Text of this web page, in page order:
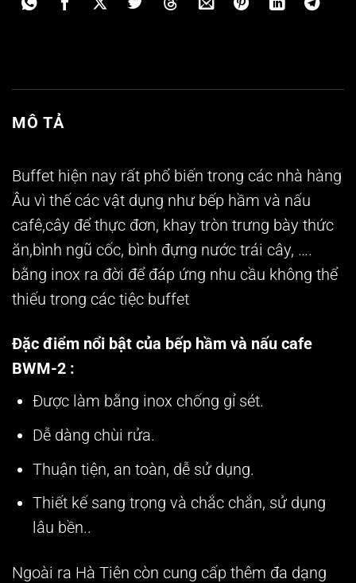
MÔ TẢ
Buffet hiện nay rất phổ biến trong các nhà hàng
Âu vì thế các vật dụng như bếp hầm và nấu
cafê,cây để thực đơn, khay tròn trưng bày thức
ăn,bình ngũ cốc, bình đựng nước trái cây, ….
bằng inox ra đời để đáp ứng nhu cầu không thể
thiếu trong các tiệc buffet
Đặc điểm nổi bật của bếp hầm và nấu cafe
BWM-2 :
Được làm bằng inox chống gỉ sét.
Dễ dàng chùi rửa.
Thuận tiện, an toàn, dễ sử dụng.
Thiết kế sang trọng và chắc chắn, sử dụng
lâu bền..
Ngoài ra Hà Tiên còn cung cấp thêm đa dạng